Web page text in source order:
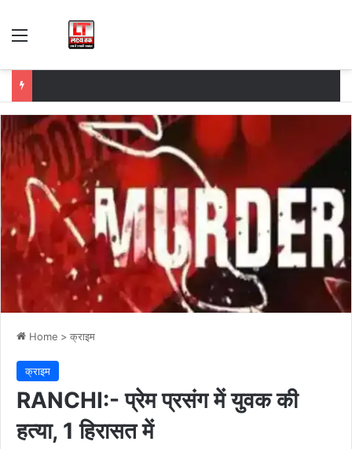
Menu
Home > क्राइम
क्राइम
RANCHI:- प्रेम प्रसंग में युवक की
हत्या, 1 हिरासत में